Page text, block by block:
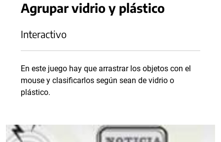
Agrupar vidrio y plástico
Interactivo
En este juego hay que arrastrar los objetos con el
mouse y clasificarlos según sean de vidrio o
plástico.